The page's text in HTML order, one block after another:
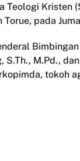
Teologi Kristen
pada
S.Th., M.Pd.,
tokoh